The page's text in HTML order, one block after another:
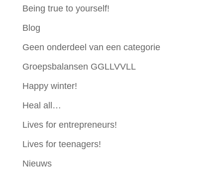
Being true to yourself!
Blog
Geen onderdeel van een categorie
Groepsbalansen GGLLVVLL
Happy winter!
Heal all…
Lives for entrepreneurs!
Lives for teenagers!
Nieuws